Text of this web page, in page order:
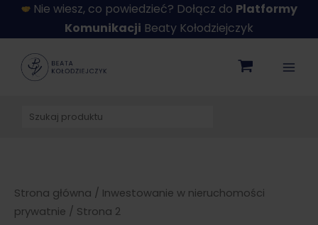
PrzejdźNie wiesz, co powiedzieć? Dołącz do Platformy
Komunikacji Beaty Kołodziejczyk
Szukaj
Strona główna / Inwestowanie w nieruchomości
prywatnie / Strona 2